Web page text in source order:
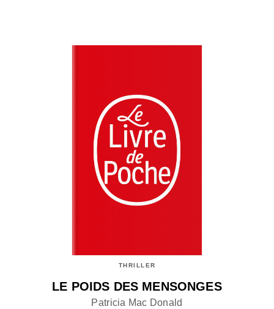
THRILLER
LE POIDS DES MENSONGES
Patricia Mac Donald